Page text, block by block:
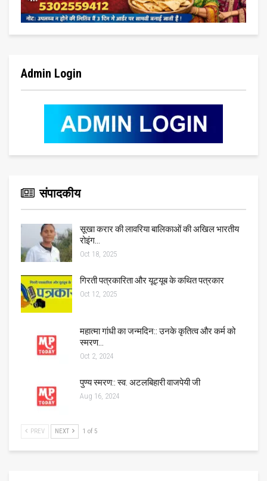
Admin Login
संपादकीय
सूखा करार की लावरिया बालिकाओं की अखिल भारतीय
रोइंग…
Oct 18, 2025
गिरती पत्रकारिता और यूट्यूब के कथित पत्रकार
Oct 12, 2025
महात्मा गांधी का जन्मदिन:: उनके कृतित्व और कर्म को
स्मरण…
Oct 2, 2024
पुण्य स्मरण:: स्व. अटलबिहारी वाजपेयी जी
Aug 16, 2024
PREV NEXT 1 of 5